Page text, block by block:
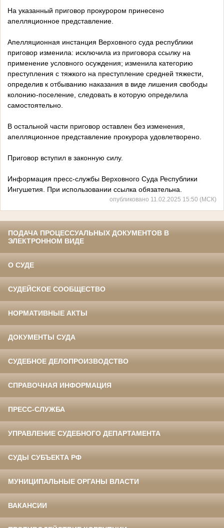
На указанный приговор прокурором принесено
апелляционное представление.
Апелляционная инстанция Верховного суда республики
приговор изменила: исключила из приговора ссылку на
применение условного осуждения; изменила категорию
преступления с тяжкого на преступление средней тяжести,
определив к отбыванию наказания в виде лишения свободы
колонию-поселение, следовать в которую определила
самостоятельно.
В остальной части приговор оставлен без изменения,
апелляционное представление прокурора удовлетворено.
Приговор вступил в законную силу.
Информация пресс-службы Верховного Суда Республики
Ингушетия. При использовании ссылка обязательна.
опубликовано 11.02.2025 15:50 (МСК)
ПОДАЧА ПРОЦЕССУАЛЬНЫХ ДОКУМЕНТОВ В
ЭЛЕКТРОННОМ ВИДЕ
О СУДЕ
СУДЕЙСКОЕ СООБЩЕСТВО
НОРМАТИВНЫЕ АКТЫ
ДОКУМЕНТЫ СУДА
СУДЕБНОЕ ДЕЛОПРОИЗВОДСТВО
СПРАВОЧНАЯ ИНФОРМАЦИЯ
ПРЕСС-СЛУЖБА
УПРАВЛЕНИЕ СУДЕБНОГО ДЕПАРТАМЕНТА
СУДЫ СУБЪЕКТА РФ
МУНИЦИПАЛЬНЫЕ ОРГАНЫ ВЛАСТИ
ВАКАНСИИ